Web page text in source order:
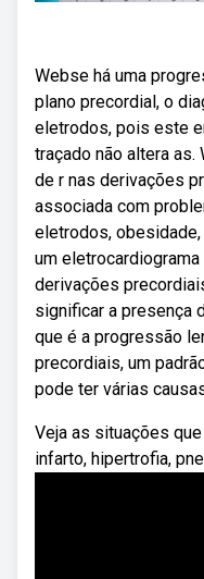
Webse há uma
plano precordial, o
eletrodos, pois este
traçado não altera as.
de r nas derivações
associada com
eletrodos,
um
derivações
significar a presença
que é a progressão
precordiais, um
pode ter várias
Veja as situações
infarto, hipertrofia,